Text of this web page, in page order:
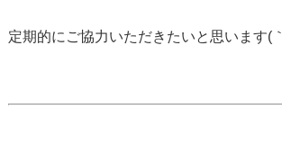
定期的にご協力いただきたいと思います(